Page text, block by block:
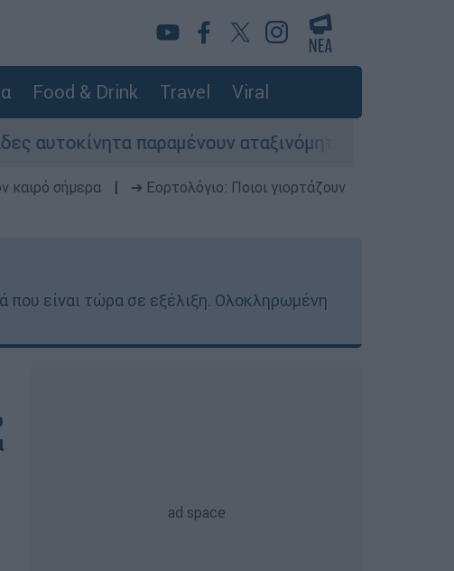
Food & Drink Travel Viral
αταξινόμητα - Λύση αναζητά το
καιρό σήμερα
➔ Εορτολόγιο: Ποιοι γιορτάζουν
που είναι τώρα σε εξέλιξη. Ολοκληρωμένη